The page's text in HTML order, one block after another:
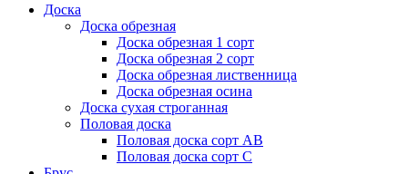
Доска
Доска обрезная
Доска обрезная 1 сорт
Доска обрезная 2 сорт
Доска обрезная лиственница
Доска обрезная осина
Доска сухая строганная
Половая доска
Половая доска сорт АВ
Половая доска сорт С